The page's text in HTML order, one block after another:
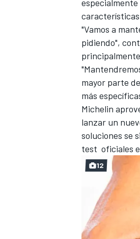
"Vamos a
pidiendo",
mayor parte
más
Michelin
lanzar un
soluciones se
test oficiales
12